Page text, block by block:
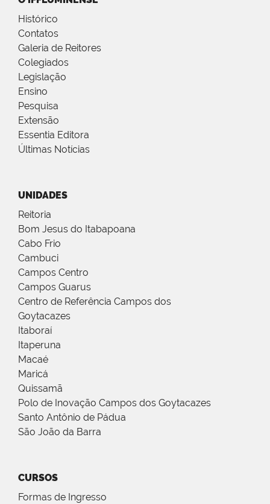
Histórico
Contatos
Galeria de Reitores
Colegiados
Legislação
Ensino
Pesquisa
Extensão
Essentia Editora
Últimas Notícias
UNIDADES
Reitoria
Bom Jesus do Itabapoana
Cabo Frio
Cambuci
Campos Centro
Campos Guarus
Centro de Referência Campos dos
Goytacazes
Itaboraí
Itaperuna
Macaé
Maricá
Quissamã
Polo de Inovação Campos dos Goytacazes
Santo Antônio de Pádua
São João da Barra
CURSOS
Formas de Ingresso